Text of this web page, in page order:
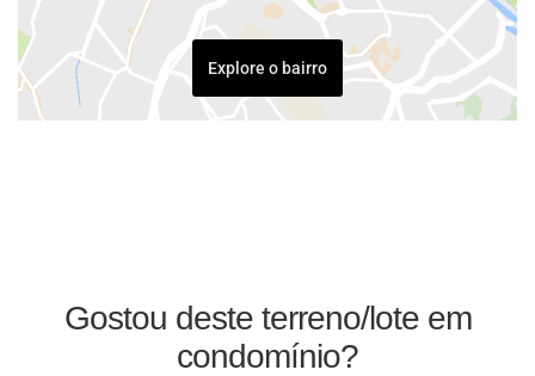
Explore o bairro
Gostou deste terreno/lote em
condomínio?